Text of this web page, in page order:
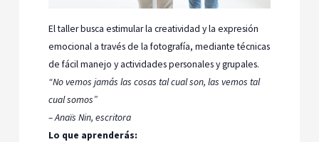
El taller busca estimular la creatividad y la expresión
emocional a través de la fotografía, mediante técnicas
de fácil manejo y actividades personales y grupales.
“No vemos jamás las cosas tal cual son, las vemos tal
cual somos”
– Anaïs Nin, escritora
Lo que aprenderás: